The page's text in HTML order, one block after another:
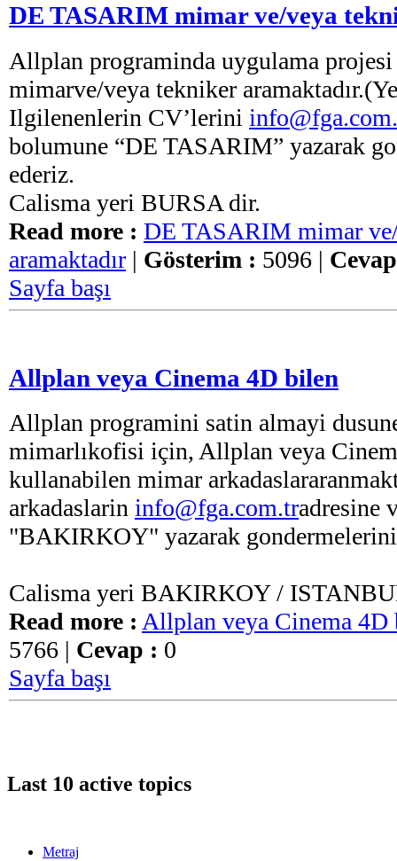
DE TASARIM mimar ve/veya
Allplan programinda uygulama
mimarve/veya tekniker
Ilgilenenlerin CV’lerini
bolumune “DE TASARIM” yazarak
ederiz.
Calisma yeri BURSA dir.
Read more : DE TASARIM mimar
aramaktadır | Gösterim : 5096 |
Sayfa başı
Allplan veya Cinema 4D bilen
Allplan programini satin almayi
mimarlıkofisi için, Allplan veya
kullanabilen mimar
arkadaslarin info@fga.com.tradresine
"BAKIRKOY" yazarak
Calisma yeri BAKIRKOY /
Read more : Allplan veya Cinema 4D
5766 | Cevap : 0
Sayfa başı
Last 10 active topics
Metraj